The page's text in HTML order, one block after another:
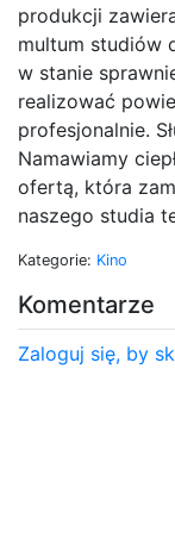
produkcji
multum studiów
w stanie
realizować
profesjonalnie.
Namawiamy
ofertą, która
naszego studia
Kategorie: Kino
Komentarze
Zaloguj się, by